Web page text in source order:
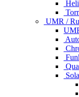
UMR /